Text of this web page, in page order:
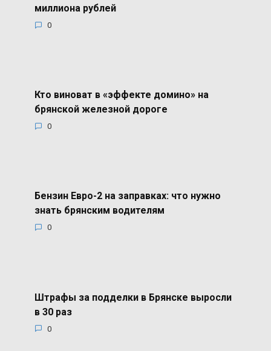
миллиона рублей
0
Кто виноват в «эффекте домино» на
брянской железной дороге
0
Бензин Евро-2 на заправках: что нужно
знать брянским водителям
0
Штрафы за подделки в Брянске выросли
в 30 раз
0